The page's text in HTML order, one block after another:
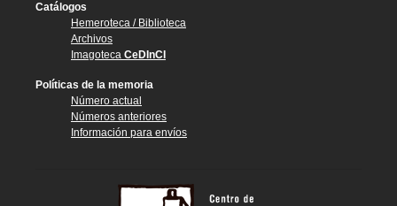
Catálogos
Hemeroteca / Biblioteca
Archivos
Imagoteca CeDInCI
Políticas de la memoria
Número actual
Números anteriores
Información para envíos